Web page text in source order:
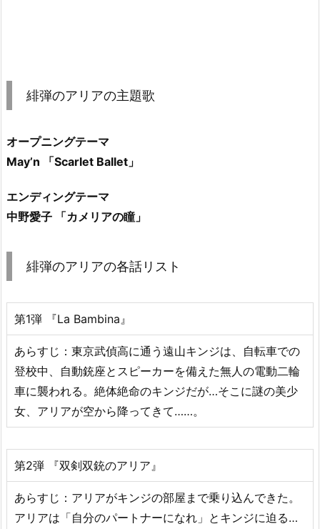
緋弾のアリアの主題歌
オープニングテーマ
May’n 「Scarlet Ballet」
エンディングテーマ
中野愛子 「カメリアの瞳」
緋弾のアリアの各話リスト
第1弾 『La Bambina』
あらすじ：東京武偵高に通う遠山キンジは、自転車での
登校中、自動銃座とスピーカーを備えた無人の電動二輪
車に襲われる。絶体絶命のキンジだが…そこに謎の美少
女、アリアが空から降ってきて……。
第2弾 『双剣双銃のアリア』
あらすじ：アリアがキンジの部屋まで乗り込んできた。
アリアは「自分のパートナーになれ」とキンジに迫る…